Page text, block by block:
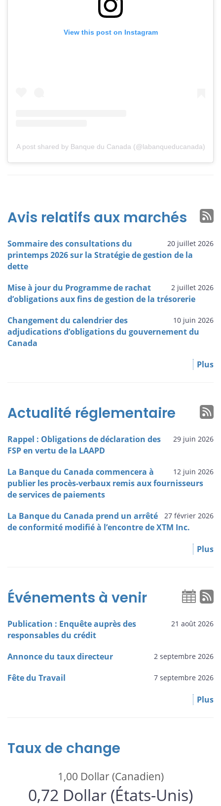
View this post on Instagram
A post shared by Banque du Canada (@labanqueducanada)
Avis relatifs aux marchés
20 juillet 2026
Sommaire des consultations du
printemps 2026 sur la Stratégie de gestion de la
dette
2 juillet 2026
Mise à jour du Programme de rachat
d’obligations aux fins de gestion de la trésorerie
10 juin 2026
Changement du calendrier des
adjudications d’obligations du gouvernement du
Canada
Plus
Actualité réglementaire
29 juin 2026
Rappel : Obligations de déclaration des
FSP en vertu de la LAAPD
12 juin 2026
La Banque du Canada commencera à
publier les procès-verbaux remis aux fournisseurs
de services de paiements
27 février 2026
La Banque du Canada prend un arrêté
de conformité modifié à l’encontre de XTM Inc.
Plus
Événements à venir
21 août 2026
Publication : Enquête auprès des
responsables du crédit
2 septembre 2026
Annonce du taux directeur
7 septembre 2026
Fête du Travail
Plus
Taux de change
1,00 Dollar (Canadien)
0,72 Dollar (États-Unis)